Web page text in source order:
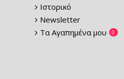
Ιστορικό
Newsletter
Τα Αγαπημένα μου
0